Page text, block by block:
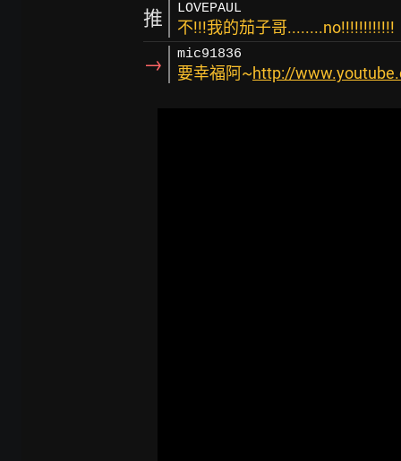
推 LOVEPAUL
不!!!我的茄子哥........no!!!!!!!!!!!!
→ mic91836
要幸福阿~http://